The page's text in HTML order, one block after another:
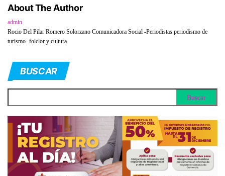
About The Author
admin
Rocio Del Pilar Romero Solorzano Comunicadora Social -Periodistas periodismo de
turismo- folclor y cultura.
BUSCAR